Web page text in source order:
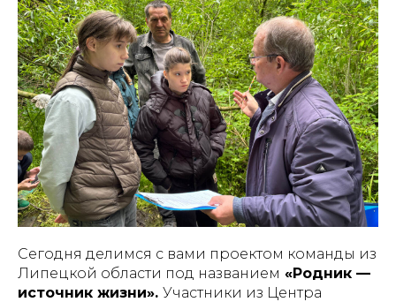
Сегодня делимся с вами проектом команды из
Липецкой области под названием «Родник —
источник жизни». Участники из Центра